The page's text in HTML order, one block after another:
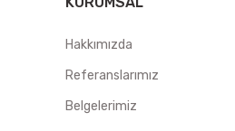
Hakkımızda
Referanslarımız
Belgelerimiz